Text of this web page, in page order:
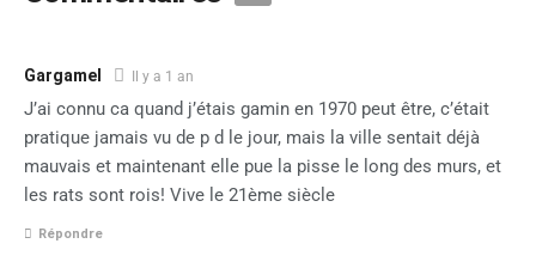
Gargamel Il y a 1 an
J’ai connu ca quand j’étais gamin en 1970 peut être, c’était
pratique jamais vu de p d le jour, mais la ville sentait déjà
mauvais et maintenant elle pue la pisse le long des murs, et
les rats sont rois! Vive le 21ème siècle
Répondre